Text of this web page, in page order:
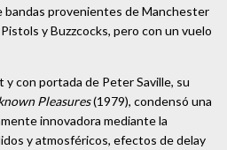
bandas provenientes de Manchester
y Buzzcocks, pero con un vuelo
con portada de Peter Saville, su
Pleasures(1979), condensó una
innovadora mediante la
y atmosféricos, efectos de delay